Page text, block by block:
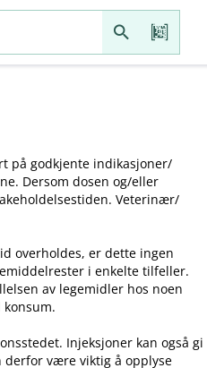
på godkjente indikasjoner​/​
Dersom dosen og​/​eller
Veterinær​/​
overholdes, er dette ingen
i enkelte tilfeller.
av legemidler hos noen
Injeksjoner kan også gi
derfor være viktig å opplyse